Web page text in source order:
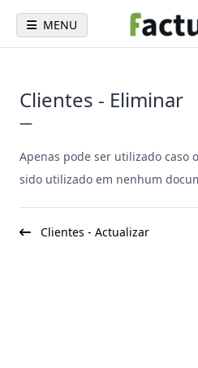
MENU
Clientes - Eliminar
—
Apenas pode ser utilizado caso
sido utilizado em nenhum
Clientes - Actualizar